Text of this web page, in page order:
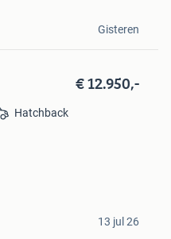
Gisteren
€ 12.950,-
Hatchback
13 jul 26